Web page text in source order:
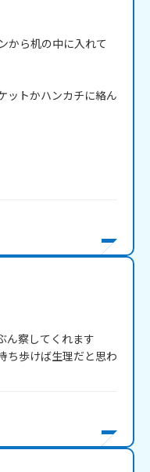
から机の中に入れて
ットかハンカチに絡ん
ん察してくれます
ち歩けば生理だと思わ